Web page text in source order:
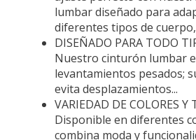
lumbar diseñado para
diferentes tipos de
DISEÑADO PARA TODO
Nuestro cinturón lumbar
levantamientos pesados;
evita desplazamientos...
VARIEDAD DE COLORES Y
Disponible en diferentes
combina moda y